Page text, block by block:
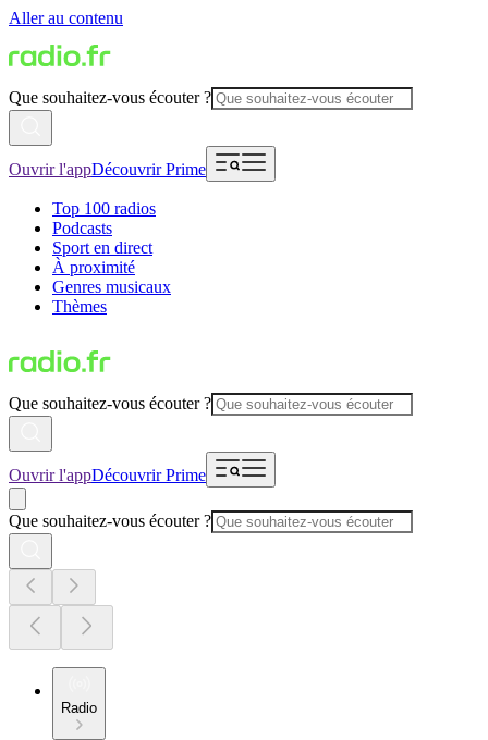
Aller au contenu
Que souhaitez-vous écouter ?
Ouvrir l'appDécouvrir Prime
Top 100 radios
Podcasts
Sport en direct
À proximité
Genres musicaux
Thèmes
Que souhaitez-vous écouter ?
Ouvrir l'appDécouvrir Prime
Que souhaitez-vous écouter ?
Radio